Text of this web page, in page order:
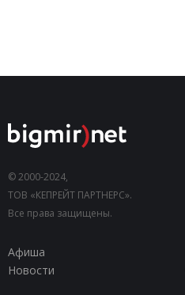
© 2000-2024,
ТОВ «КЕПРЕЙТ ПАРТНЕРС».
Все права защищены.
Афиша
Новости